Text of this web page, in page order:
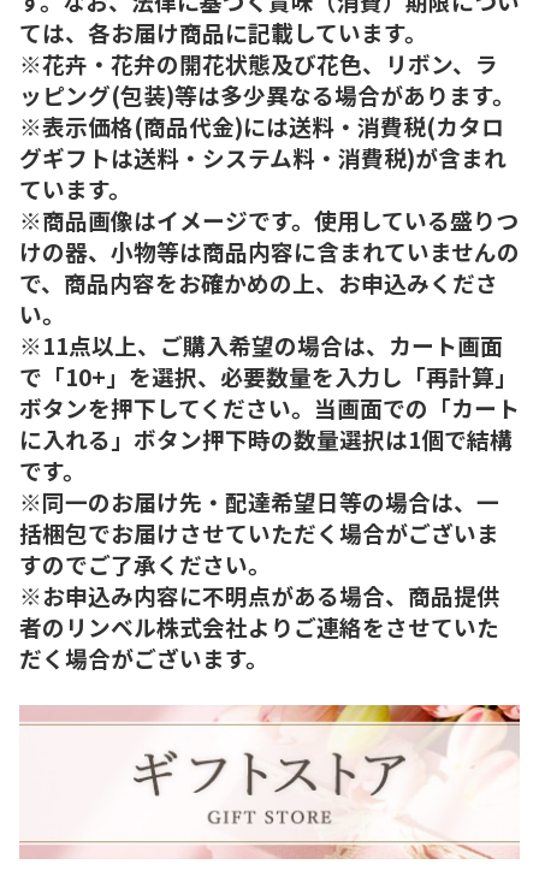
ては、各お届け商品に記載しています。
※花卉・花弁の開花状態及び花色、リボン、ラ
ッピング(包装)等は多少異なる場合があります。
※表示価格(商品代金)には送料・消費税(カタロ
グギフトは送料・システム料・消費税)が含まれ
ています。
※商品画像はイメージです。使用している盛りつ
けの器、小物等は商品内容に含まれていませんの
で、商品内容をお確かめの上、お申込みくださ
い。
※11点以上、ご購入希望の場合は、カート画面
で「10+」を選択、必要数量を入力し「再計算」
ボタンを押下してください。当画面での「カート
に入れる」ボタン押下時の数量選択は1個で結構
です。
※同一のお届け先・配達希望日等の場合は、一
括梱包でお届けさせていただく場合がございま
すのでご了承ください。
※お申込み内容に不明点がある場合、商品提供
者のリンベル株式会社よりご連絡をさせていた
だく場合がございます。